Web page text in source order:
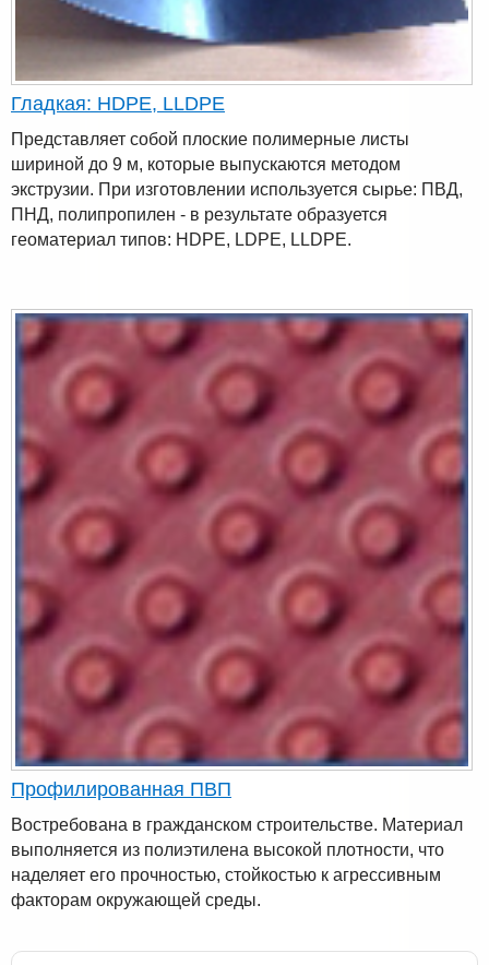
Гладкая: HDPE, LLDPE
Представляет собой плоские полимерные листы
шириной до 9 м, которые выпускаются методом
экструзии. При изготовлении используется сырье: ПВД,
ПНД, полипропилен - в результате образуется
геоматериал типов: HDPE, LDPE, LLDPE.
Профилированная ПВП
Востребована в гражданском строительстве. Материал
выполняется из полиэтилена высокой плотности, что
наделяет его прочностью, стойкостью к агрессивным
факторам окружающей среды.